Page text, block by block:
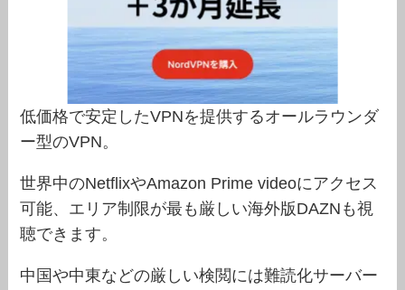
低価格で安定したVPNを提供するオールラウンダ
ー型のVPN。
世界中のNetflixやAmazon Prime videoにアクセス
可能、エリア制限が最も厳しい海外版DAZNも視
聴できます。
中国や中東などの厳しい検閲には難読化サーバー